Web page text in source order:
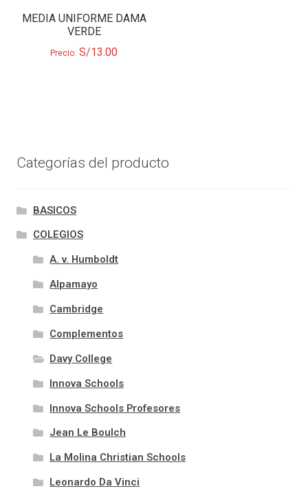
MEDIA UNIFORME DAMA
VERDE
Precio: S/13.00
Categorías del producto
BASICOS
COLEGIOS
A. v. Humboldt
Alpamayo
Cambridge
Complementos
Davy College
Innova Schools
Innova Schools Profesores
Jean Le Boulch
La Molina Christian Schools
Leonardo Da Vinci